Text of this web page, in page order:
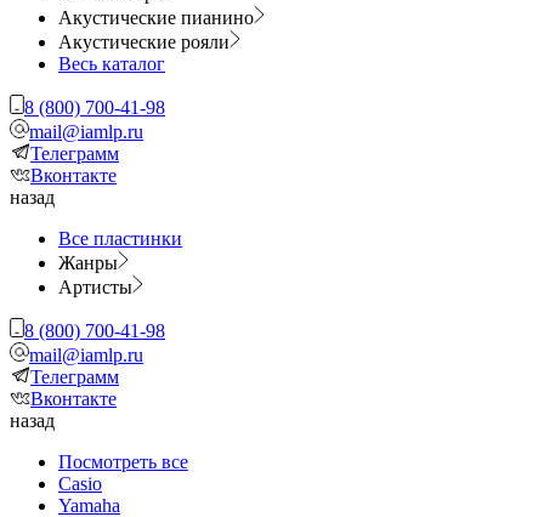
Акустические пианино
Акустические рояли
Весь каталог
8 (800) 700-41-98
mail@iamlp.ru
Телеграмм
Вконтакте
назад
Все пластинки
Жанры
Артисты
8 (800) 700-41-98
mail@iamlp.ru
Телеграмм
Вконтакте
назад
Посмотреть все
Casio
Yamaha